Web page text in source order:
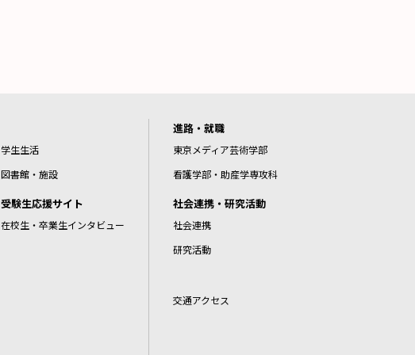
学生生活
図書館・施設
受験生応援サイト
在校生・卒業生インタビュー
進路・就職
東京メディア芸術学部
看護学部・助産学専攻科
社会連携・研究活動
社会連携
研究活動
交通アクセス